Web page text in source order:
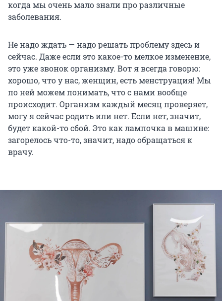
когда мы очень мало знали про различные
заболевания.
Не надо ждать — надо решать проблему здесь и
сейчас. Даже если это какое-то мелкое изменение,
это уже звонок организму. Вот я всегда говорю:
хорошо, что у нас, женщин, есть менструация! Мы
по ней можем понимать, что с нами вообще
происходит. Организм каждый месяц проверяет,
могу я сейчас родить или нет. Если нет, значит,
будет какой-то сбой. Это как лампочка в машине:
загорелось что-то, значит, надо обращаться к
врачу.